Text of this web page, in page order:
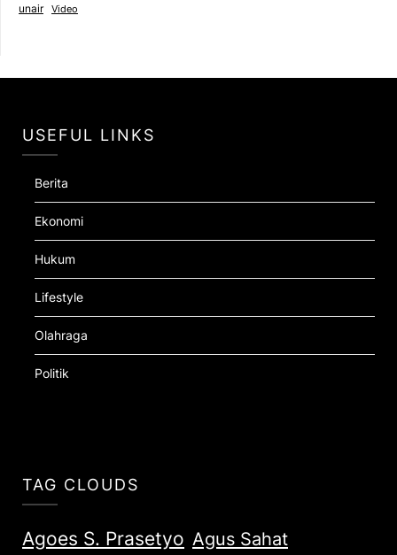
unair Video
USEFUL LINKS
Berita
Ekonomi
Hukum
Lifestyle
Olahraga
Politik
TAG CLOUDS
Agoes S. Prasetyo Agus Sahat